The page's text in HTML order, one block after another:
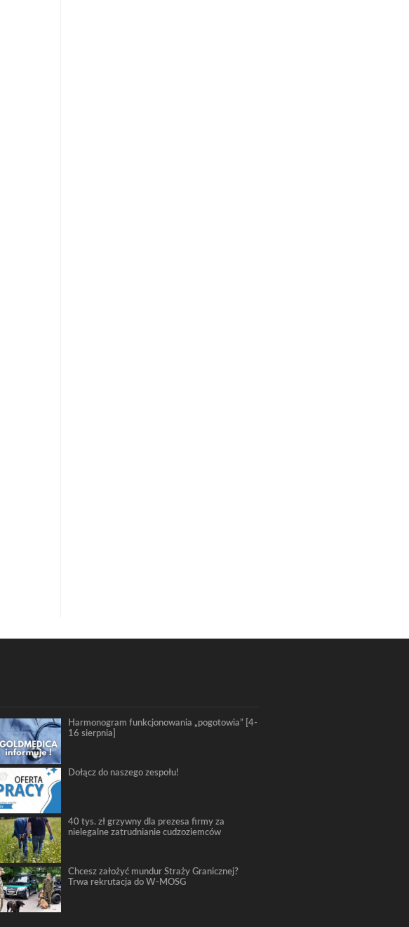
Harmonogram funkcjonowania „pogotowia” [4-
16 sierpnia]
Dołącz do naszego zespołu!
40 tys. zł grzywny dla prezesa firmy za
nielegalne zatrudnianie cudzoziemców
Chcesz założyć mundur Straży Granicznej?
Trwa rekrutacja do W-MOSG